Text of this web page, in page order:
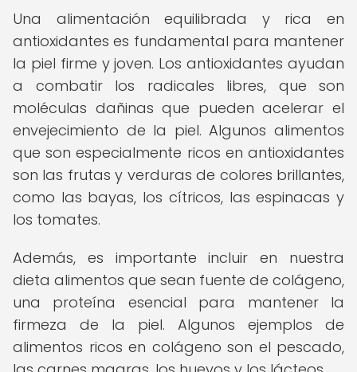
Una alimentación equilibrada y rica en
antioxidantes es fundamental para mantener
la piel firme y joven. Los antioxidantes ayudan
a combatir los radicales libres, que son
moléculas dañinas que pueden acelerar el
envejecimiento de la piel. Algunos alimentos
que son especialmente ricos en antioxidantes
son las frutas y verduras de colores brillantes,
como las bayas, los cítricos, las espinacas y
los tomates.
Además, es importante incluir en nuestra
dieta alimentos que sean fuente de colágeno,
una proteína esencial para mantener la
firmeza de la piel. Algunos ejemplos de
alimentos ricos en colágeno son el pescado,